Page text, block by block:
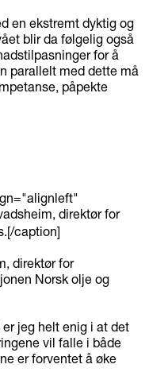
en ekstremt dyktig og
blir da følgelig også
for å
parallelt med dette må
påpekte
direktør for
caption]
direktør for
Norsk olje og
jeg helt enig i at det
vil falle i både
er forventet å øke